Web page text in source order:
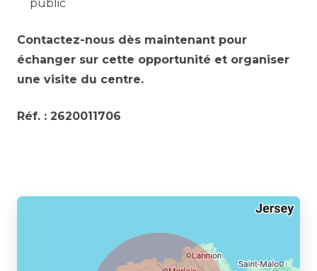
public
Contactez-nous dès maintenant pour
échanger sur cette opportunité et organiser
une visite du centre.
Réf. : 2620011706